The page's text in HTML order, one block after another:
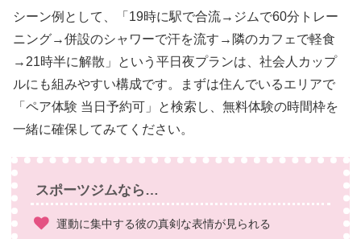
シーン例として、「19時に駅で合流→ジムで60分トレー
ニング→併設のシャワーで汗を流す→隣のカフェで軽食
→21時半に解散」という平日夜プランは、社会人カップ
ルにも組みやすい構成です。まずは住んでいるエリアで
「ペア体験 当日予約可」と検索し、無料体験の時間枠を
一緒に確保してみてください。
スポーツジムなら…
運動に集中する彼の真剣な表情が見られる